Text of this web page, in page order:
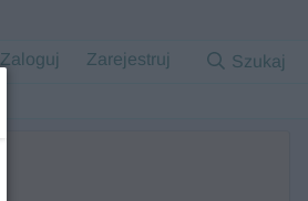
Zaloguj Zarejestruj Szukaj